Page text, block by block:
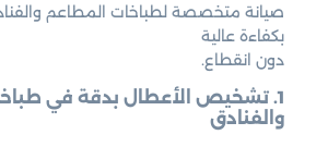
صيانة متخصصة لطباخات المطاعم
بكفاءة عالية
دون انقطاع.
1. تشخيص الأعطال بدقة في
والفنادق